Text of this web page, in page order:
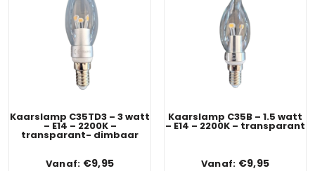
Kaarslamp C35TD3 – 3 watt
– E14 – 2200K –
transparant- dimbaar
Vanaf: €9,95
Kaarslamp C35B – 1.5 watt
– E14 – 2200K – transparant
Vanaf: €9,95